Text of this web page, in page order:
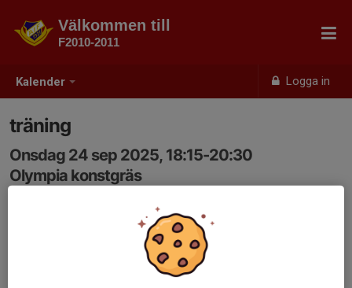
Kalender Logga in
Välkommen till
F2010-2011
träning
Onsdag 24 sep 2025, 18:15-20:30
Olympia konstgräs